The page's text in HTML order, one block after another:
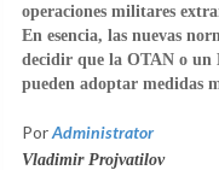
operaciones militares
En esencia, las nuevas
decidir que la OTAN o un
pueden adoptar medidas
PorAdministrator
Vladimir Projvatilov